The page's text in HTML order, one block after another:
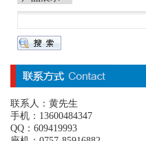
联系人：黄先生
手机：13600484347
QQ：609419993